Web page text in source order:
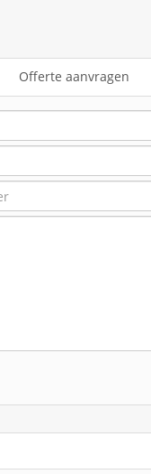
Offerte aanvragen